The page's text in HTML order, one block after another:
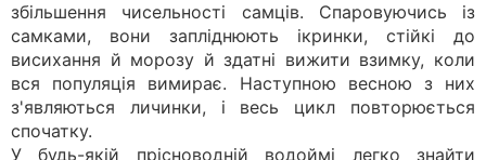
збільшення чисельності самців. Спаровуючись із
самками, вони запліднюють ікринки, стійкі до
висихання й морозу й здатні вижити взимку, коли
вся популяція вимирає. Наступною весною з них
з'являються личинки, і весь цикл повторюється
спочатку.
У будь-якій прісноводній водоймі легко знайти